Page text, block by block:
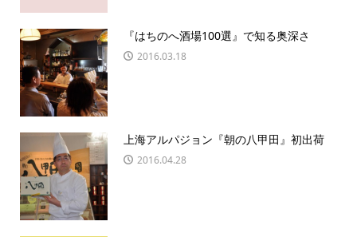
『はちのへ酒場100選』で知る奥深さ
2016.03.18
上海アルパジョン『朝の八甲田』初出荷
2016.04.28